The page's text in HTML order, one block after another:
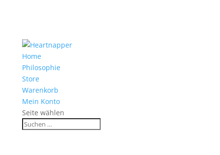
Home
Philosophie
Store
Warenkorb
Mein Konto
Seite wählen